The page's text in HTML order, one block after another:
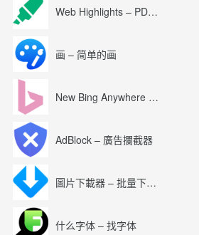
Web Highlights – PDF & Web Highlighter
画 – 简单的画
New Bing Anywhere (Bing Chat GPT-4)
AdBlock – 廣告攔截器
圖片下載器 – 批量下載圖片
什么字体 – 找字体